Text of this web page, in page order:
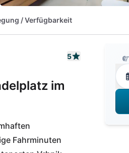
/ Verfügbarkeit
5
im
Fahrminuten